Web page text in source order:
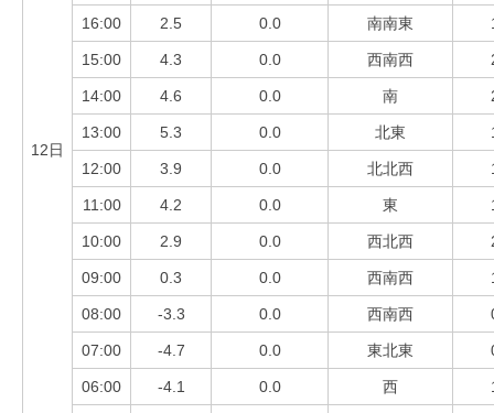
12日
16:00 2.5 0.0 南南東
15:00 4.3 0.0 西南西
14:00 4.6 0.0 南
13:00 5.3 0.0 北東
12:00 3.9 0.0 北北西
11:00 4.2 0.0 東
10:00 2.9 0.0 西北西
09:00 0.3 0.0 西南西
08:00 -3.3 0.0 西南西
07:00 -4.7 0.0 東北東
06:00 -4.1 0.0 西